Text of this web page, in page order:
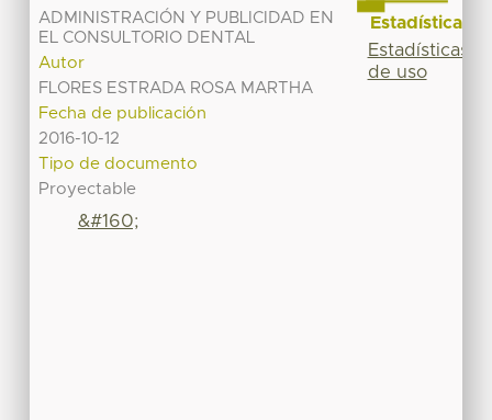
ADMINISTRACIÓN Y PUBLICIDAD EN
EL CONSULTORIO DENTAL
Autor
FLORES ESTRADA ROSA MARTHA
Fecha de publicación
2016-10-12
Tipo de documento
Proyectable
&#160;
Estadísticas
Estadísticas
de uso